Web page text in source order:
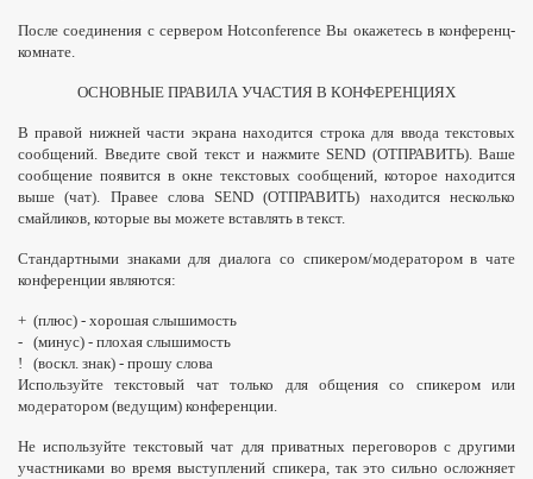
После соединения с сервером Hotconference Вы окажетесь в конференц-
комнате.
ОСНОВНЫЕ ПРАВИЛА УЧАСТИЯ В КОНФЕРЕНЦИЯХ
В правой нижней части экрана находится строка для ввода текстовых
сообщений. Введите свой текст и нажмите SEND (ОТПРАВИТЬ). Ваше
сообщение появится в окне текстовых сообщений, которое находится
выше (чат). Правее слова SEND (ОТПРАВИТЬ) находится несколько
смайликов, которые вы можете вставлять в текст.
Стандартными знаками для диалога со спикером/модератором в чате
конференции являются:
+ (плюс) - хорошая слышимость
- (минус) - плохая слышимость
! (воскл. знак) - прошу слова
Используйте текстовый чат только для общения со спикером или
модератором (ведущим) конференции.
Не используйте текстовый чат для приватных переговоров с другими
участниками во время выступлений спикера, так это сильно осложняет